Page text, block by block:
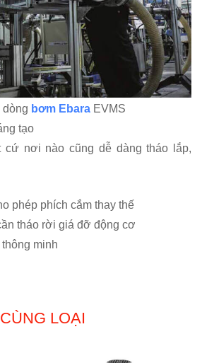
dòng bơm Ebara EVMS
tạo
cứ nơi nào cũng dễ dàng tháo lắp,
phép phích cắm thay thế
tháo rời giá đỡ động cơ
minh
LOẠI